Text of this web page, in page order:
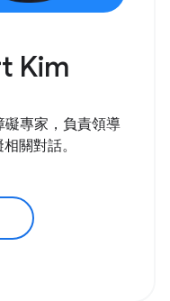
Kim
專家，負責領導
關對話。